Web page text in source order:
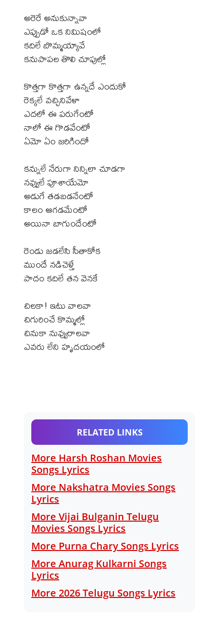
అరెరే అనుకున్నావా
ఎప్పుడో ఒక నిమిషంలో
కదిలే బొమ్మయ్యావే
కనుపాపల తొలి చూపుల్లో
కొత్తగా కొత్తగా ఉన్నదే ఎందుకో
రెక్కలే వచ్చినివేళా
ఎదలో ఈ పరుగేంటో
నాలో ఈ గొడవేంటో
ఏమో ఏం జరిగిందో
కన్నులే నేరుగా నిన్నిలా చూడగా
నవ్వులే పూశాయేమో
అడుగే తడబడనేంటో
కాలం ఆగడమేంటో
అయినా బాగుందేంటో
రెండు జడలేసి సీతాకోక
ముందే నడిచెళ్తే
పాదం కదిలే తన వెనకే
చిలకా! ఇటు వాలవా
చిగురించే కొమ్మల్లో
చినుకా నువ్వురాలవా
ఎవరు లేని హృదయంలో
RELATED LINKS
More Harsh Roshan Movies
Songs Lyrics
More Nakshatra Movies Songs
Lyrics
More Vijai Bulganin Telugu
Movies Songs Lyrics
More Purna Chary Songs Lyrics
More Anurag Kulkarni Songs
Lyrics
More 2026 Telugu Songs Lyrics